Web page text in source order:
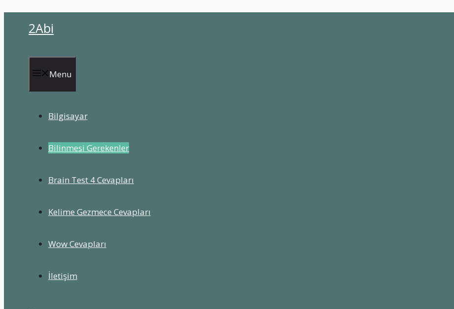
2Abi
Menu
Bilgisayar
Bilinmesi Gerekenler
Brain Test 4 Cevapları
Kelime Gezmece Cevapları
Wow Cevapları
İletişim